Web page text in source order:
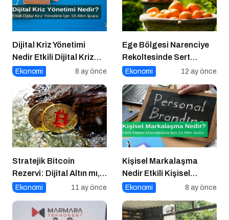
Dijital Kriz Yönetimi
Nedir Etkili Dijital Kriz
Yönetimi için 10 Altın
Ekonomi 8 ay önce
Ege Bölgesi Narenciye
Rekoltesinde Sert
Düşüş: Üretim Yüzde 34
Ekonomi 12 ay önce
Stratejik Bitcoin
Rezervi: Dijital Altın mı,
Riskli Bir Hamle mi?
Ekonomi 11 ay önce
Kişisel Markalaşma
Nedir Etkili Kişisel
Markalaşma için 10 Altın
Ekonomi 8 ay önce